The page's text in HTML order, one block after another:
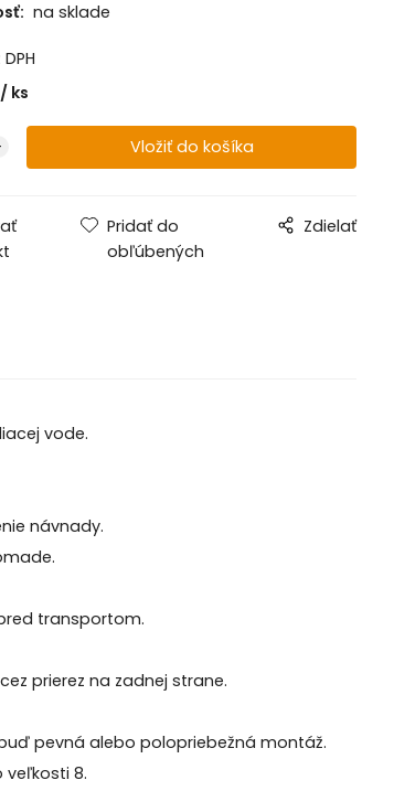
na sklade
ks
Pridať do
obľúbených
Zdielať
vode.
návnady.
transportom.
prierez na zadnej strane.
pevná alebo polopriebežná montáž.
8.